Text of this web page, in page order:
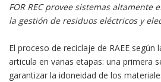
FOR REC provee sistemas altamente
la gestión de residuos eléctricos y
El proceso de reciclaje de RAEE según
articula en varias etapas: una primera
garantizar la idoneidad de los